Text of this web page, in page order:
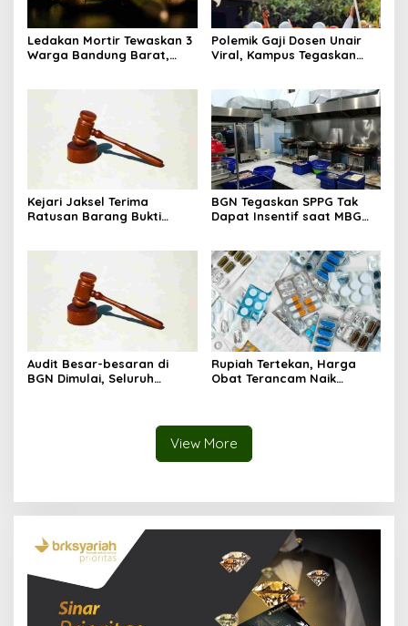
Ledakan Mortir Tewaskan 3
Warga Bandung Barat,
Polemik Gaji Dosen Unair
Viral, Kampus Tegaskan
Kejari Jaksel Terima
Ratusan Barang Bukti
BGN Tegaskan SPPG Tak
Dapat Insentif saat MBG
Audit Besar-besaran di
BGN Dimulai, Seluruh
Rupiah Tertekan, Harga
Obat Terancam Naik
View More